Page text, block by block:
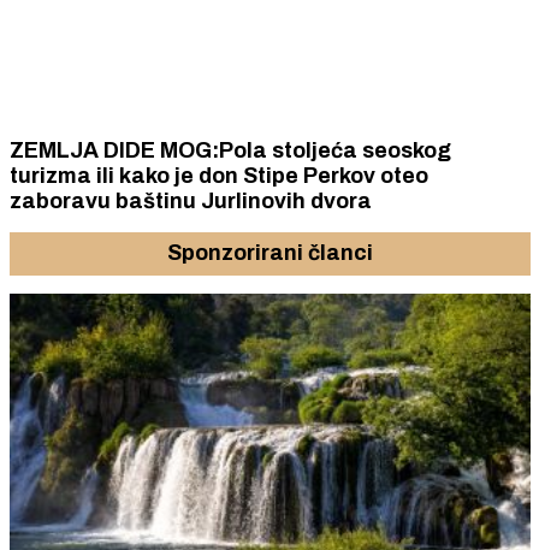
ZEMLJA DIDE MOG:Pola stoljeća seoskog
turizma ili kako je don Stipe Perkov oteo
zaboravu baštinu Jurlinovih dvora
Sponzorirani članci